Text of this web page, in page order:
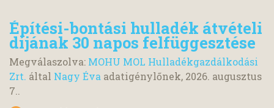
Építési-bontási hulladék átvételi
díjának 30 napos felfüggesztése
Megválaszolva: MOHU MOL Hulladékgazdálkodási
Zrt. által Nagy Éva adatigénylőnek, 2026. augusztus
7..